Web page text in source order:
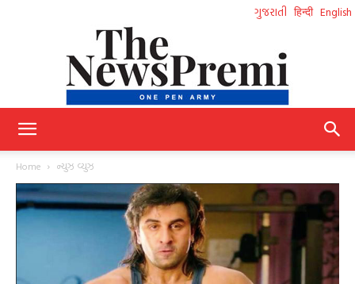
ગુજરાતી हिन्दी English
Gujarati
Home ન્યુઝ વ્યુઝ